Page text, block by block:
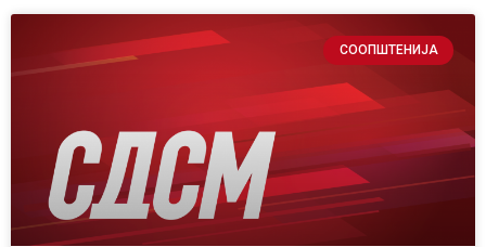
СООПШТЕНИЈА